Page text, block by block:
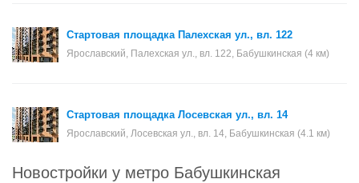
Стартовая площадка Палехская ул., вл. 122
Ярославский, Палехская ул., вл. 122, Бабушкинская (4 км)
Стартовая площадка Лосевская ул., вл. 14
Ярославский, Лосевская ул., вл. 14, Бабушкинская (4.1 км)
Новостройки у метро Бабушкинская